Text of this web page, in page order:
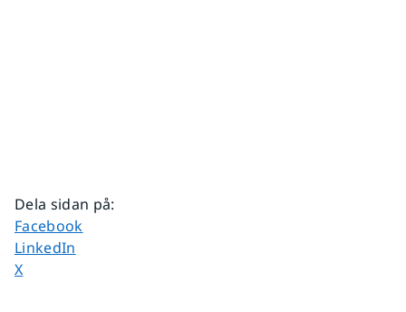
Dela sidan på:
Dela sidan på
Facebook
Dela sidan på
LinkedIn
Dela sidan på
X